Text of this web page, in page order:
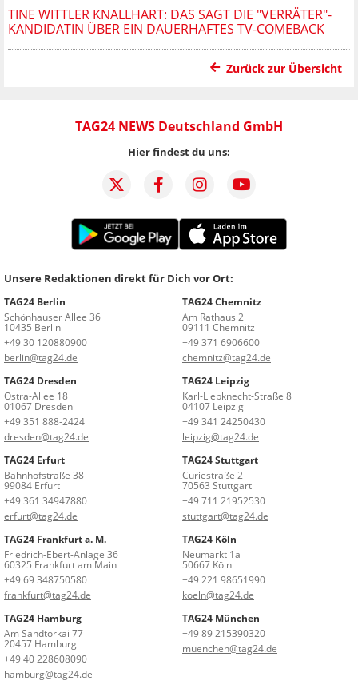
TINE WITTLER KNALLHART: DAS SAGT DIE "VERRÄTER"-
KANDIDATIN ÜBER EIN DAUERHAFTES TV-COMEBACK
Zurück zur Übersicht
TAG24 NEWS Deutschland GmbH
Hier findest du uns:
Unsere Redaktionen direkt für Dich vor Ort:
TAG24 Berlin
Schönhauser Allee 36
10435 Berlin
+49 30 120880900
berlin@tag24.de
TAG24 Chemnitz
Am Rathaus 2
09111 Chemnitz
+49 371 6906600
chemnitz@tag24.de
TAG24 Dresden
Ostra-Allee 18
01067 Dresden
+49 351 888-2424
dresden@tag24.de
TAG24 Leipzig
Karl-Liebknecht-Straße 8
04107 Leipzig
+49 341 24250430
leipzig@tag24.de
TAG24 Erfurt
Bahnhofstraße 38
99084 Erfurt
+49 361 34947880
erfurt@tag24.de
TAG24 Stuttgart
Curiestraße 2
70563 Stuttgart
+49 711 21952530
stuttgart@tag24.de
TAG24 Frankfurt a. M.
Friedrich-Ebert-Anlage 36
60325 Frankfurt am Main
+49 69 348750580
frankfurt@tag24.de
TAG24 Köln
Neumarkt 1a
50667 Köln
+49 221 98651990
koeln@tag24.de
TAG24 Hamburg
Am Sandtorkai 77
20457 Hamburg
+49 40 228608090
hamburg@tag24.de
TAG24 München
+49 89 215390320
muenchen@tag24.de